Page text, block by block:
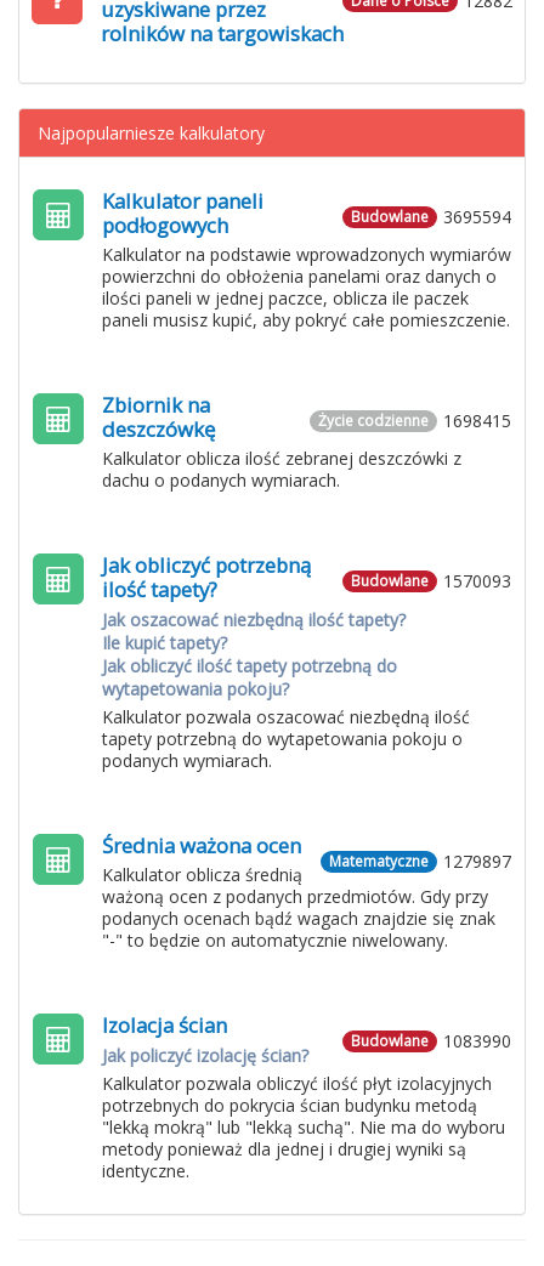
uzyskiwane przez
rolników na targowiskach
Najpopularniesze kalkulatory
3695594
Budowlane
Kalkulator paneli
podłogowych
Kalkulator na podstawie wprowadzonych wymiarów
powierzchni do obłożenia panelami oraz danych o
ilości paneli w jednej paczce, oblicza ile paczek
paneli musisz kupić, aby pokryć całe pomieszczenie.
1698415
Życie codzienne
Zbiornik na
deszczówkę
Kalkulator oblicza ilość zebranej deszczówki z
dachu o podanych wymiarach.
1570093
Budowlane
Jak obliczyć potrzebną
ilość tapety?
Jak oszacować niezbędną ilość tapety?
Ile kupić tapety?
Jak obliczyć ilość tapety potrzebną do
wytapetowania pokoju?
Kalkulator pozwala oszacować niezbędną ilość
tapety potrzebną do wytapetowania pokoju o
podanych wymiarach.
1279897
Matematyczne
Średnia ważona ocen
Kalkulator oblicza średnią
ważoną ocen z podanych przedmiotów. Gdy przy
podanych ocenach bądź wagach znajdzie się znak
"-" to będzie on automatycznie niwelowany.
1083990
Budowlane
Izolacja ścian
Jak policzyć izolację ścian?
Kalkulator pozwala obliczyć ilość płyt izolacyjnych
potrzebnych do pokrycia ścian budynku metodą
"lekką mokrą" lub "lekką suchą". Nie ma do wyboru
metody ponieważ dla jednej i drugiej wyniki są
identyczne.